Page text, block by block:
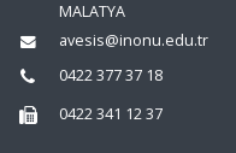
MALATYA
avesis@inonu.edu.tr
0422 377 37 18
0422 341 12 37